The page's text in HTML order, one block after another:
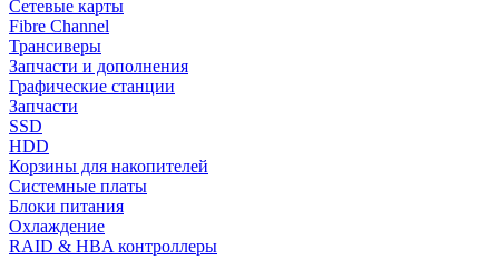
Сетевые карты
Fibre Channel
Трансиверы
Запчасти и дополнения
Графические станции
Запчасти
SSD
HDD
Корзины для накопителей
Системные платы
Блоки питания
Охлаждение
RAID & HBA контроллеры